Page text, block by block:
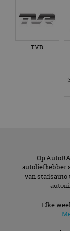
TVR
Op
autoliefhebber
van stadsauto
Elke